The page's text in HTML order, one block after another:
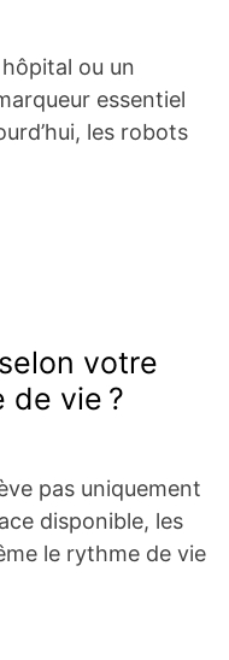
ou un
essentiel
les robots
votre
de vie ?
pas uniquement
disponible, les
le rythme de vie